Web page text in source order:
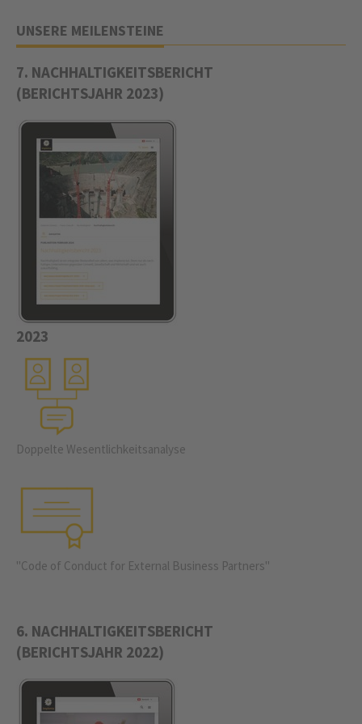
UNSERE MEILENSTEINE
7. NACHHALTIGKEITSBERICHT
­(BERICHTSJAHR 2023)
2023
Doppelte Wesentlichkeitsanalyse
"Code of Conduct for External Business Partners"
6. NACHHALTIGKEITSBERICHT
­(BERICHTSJAHR 2022)